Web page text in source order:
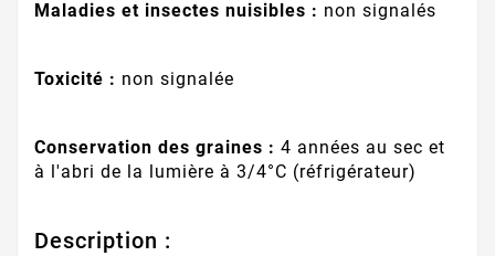
Maladies et insectes nuisibles : non signalés
Toxicité : non signalée
Conservation des graines : 4 années au sec et
à l'abri de la lumière à 3/4°C (réfrigérateur)
Description :